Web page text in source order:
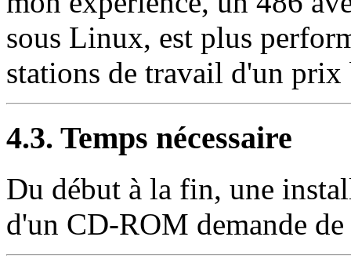
sous Linux, est plus
stations de travail d'un prix
4.3. Temps nécessaire
Du début à la fin, une
d'un CD-ROM demande